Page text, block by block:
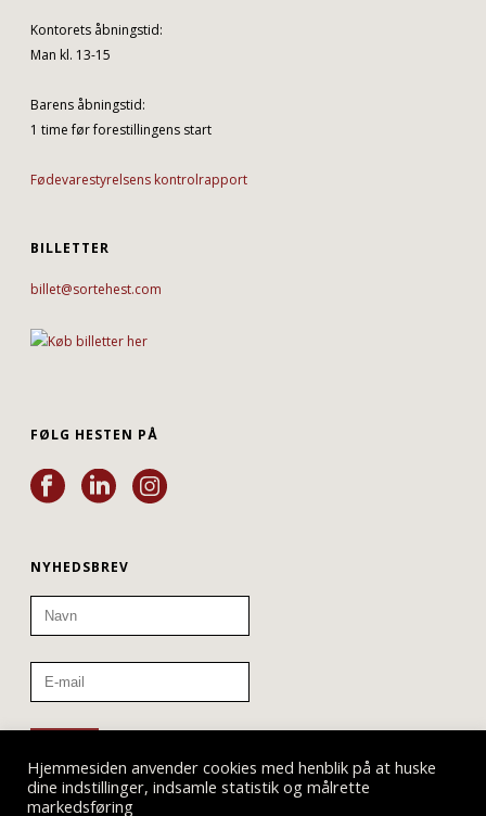
Kontorets åbningstid:
Man kl. 13-15
Barens åbningstid:
1 time før forestillingens start
Fødevarestyrelsens kontrolrapport
BILLETTER
billet@sortehest.com
FØLG HESTEN PÅ
NYHEDSBREV
Hjemmesiden anvender cookies med henblik på at huske
dine indstillinger, indsamle statistik og målrette
markedsføring